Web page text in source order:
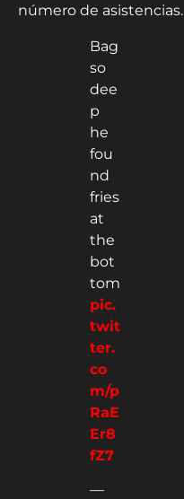
número de asistencias.
Bag
so
dee
p
he
fou
nd
fries
at
the
bot
tom
pic.
twit
ter.
co
m/p
RaE
Er8
fZ7
—